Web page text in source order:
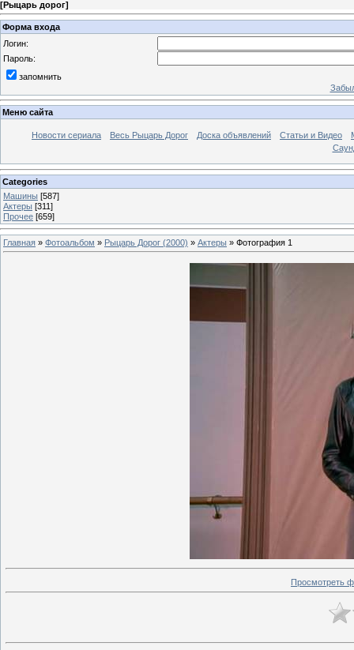
[Рыцарь дорог]
Форма входа
Логин:
Пароль:
запомнить
Меню сайта
Новости сериала Весь Рыцарь Дорог Доска объявлений Статьи и Видео
Categories
Машины [587]
Актеры [311]
Прочее [659]
Главная » Фотоальбом » Рыцарь Дорог (2000) » Актеры » Фотография 1
Просмотреть